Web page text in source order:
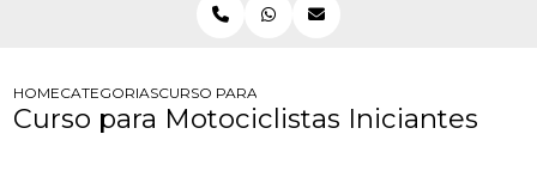
HOMECATEGORIASCURSO PARA MOTOCICLISTAS INICIANTES
Curso para Motociclistas Iniciantes